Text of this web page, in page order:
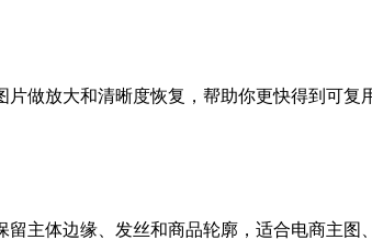
片做放大和清晰度恢复，帮助你更快得到可复
留主体边缘、发丝和商品轮廓，适合电商主图